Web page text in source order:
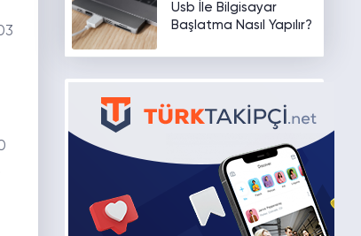
Usb İle Bilgisayar
Başlatma Nasıl Yapılır?